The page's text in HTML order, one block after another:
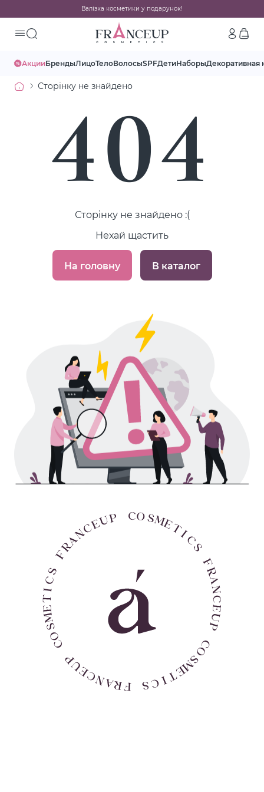
Валізка косметики у подарунок!
АкцииБрендыЛицоТелоВолосыSPFДетиНаборыДекоративная
Сторінку не знайдено
404
Сторінку не знайдено :(
Нехай щастить
На головну В каталог